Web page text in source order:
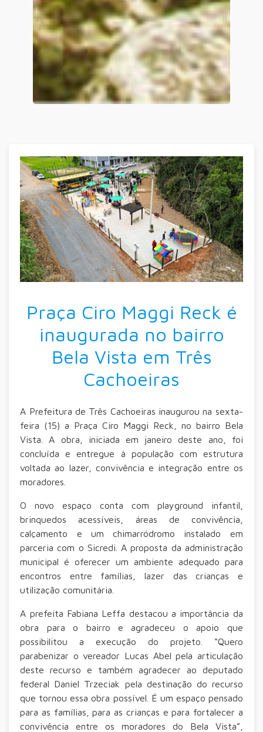
Praça Ciro Maggi Reck é
inaugurada no bairro
Bela Vista em Três
Cachoeiras
A Prefeitura de Três Cachoeiras inaugurou na sexta-
feira (15) a Praça Ciro Maggi Reck, no bairro Bela
Vista. A obra, iniciada em janeiro deste ano, foi
concluída e entregue à população com estrutura
voltada ao lazer, convivência e integração entre os
moradores.
O novo espaço conta com playground infantil,
brinquedos acessíveis, áreas de convivência,
calçamento e um chimarródromo instalado em
parceria com o Sicredi. A proposta da administração
municipal é oferecer um ambiente adequado para
encontros entre famílias, lazer das crianças e
utilização comunitária.
A prefeita Fabiana Leffa destacou a importância da
obra para o bairro e agradeceu o apoio que
possibilitou a execução do projeto. “Quero
parabenizar o vereador Lucas Abel pela articulação
deste recurso e também agradecer ao deputado
federal Daniel Trzeciak pela destinação do recurso
que tornou essa obra possível. É um espaço pensado
para as famílias, para as crianças e para fortalecer a
convivência entre os moradores do Bela Vista”,